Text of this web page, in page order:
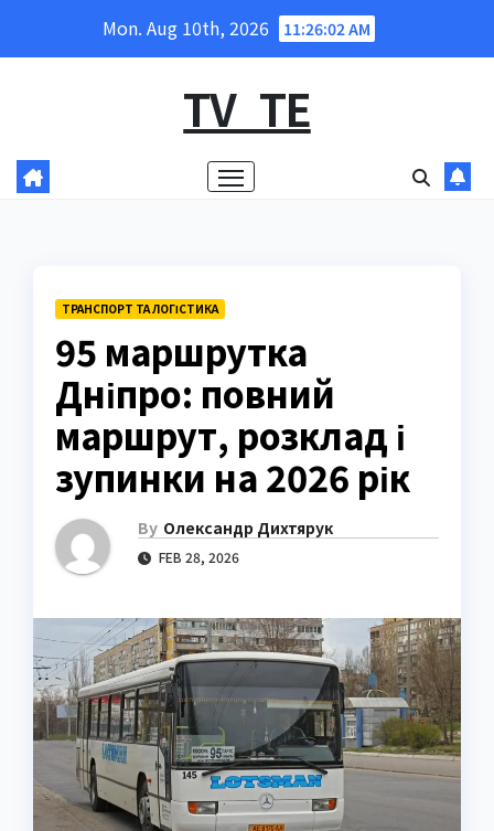
Mon. Aug 10th, 2026 11:26:03 AM
TV_TE
ТРАНСПОРТ ТА ЛОГІСТИКА
95 маршрутка
Дніпро: повний
маршрут, розклад і
зупинки на 2026 рік
By Олександр Дихтярук
FEB 28, 2026